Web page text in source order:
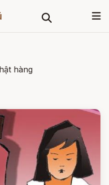
hàng